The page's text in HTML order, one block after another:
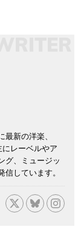
新の洋楽、
レーベルやア
グ、ミュージッ
しています。